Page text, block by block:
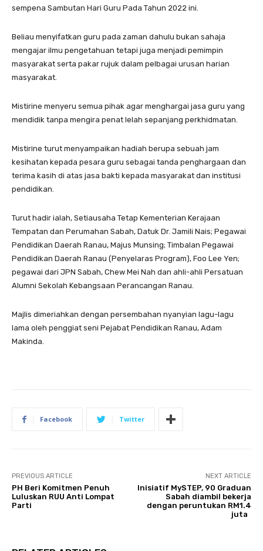
sempena Sambutan Hari Guru Pada Tahun 2022 ini.
Beliau menyifatkan guru pada zaman dahulu bukan sahaja
mengajar ilmu pengetahuan tetapi juga menjadi pemimpin
masyarakat serta pakar rujuk dalam pelbagai urusan harian
masyarakat.
Mistirine menyeru semua pihak agar menghargai jasa guru yang
mendidik tanpa mengira penat lelah sepanjang perkhidmatan.
Mistirine turut menyampaikan hadiah berupa sebuah jam
kesihatan kepada pesara guru sebagai tanda penghargaan dan
terima kasih di atas jasa bakti kepada masyarakat dan institusi
pendidikan.
Turut hadir ialah, Setiausaha Tetap Kementerian Kerajaan
Tempatan dan Perumahan Sabah, Datuk Dr. Jamili Nais; Pegawai
Pendidikan Daerah Ranau, Majus Munsing; Timbalan Pegawai
Pendidikan Daerah Ranau (Penyelaras Program), Foo Lee Yen;
pegawai dari JPN Sabah, Chew Mei Nah dan ahli-ahli Persatuan
Alumni Sekolah Kebangsaan Perancangan Ranau.
Majlis dimeriahkan dengan persembahan nyanyian lagu-lagu
lama oleh penggiat seni Pejabat Pendidikan Ranau, Adam
Makinda.
Facebook Twitter
PREVIOUS ARTICLE
PH Beri Komitmen Penuh
Luluskan RUU Anti Lompat
Parti
NEXT ARTICLE
Inisiatif MySTEP, 90 Graduan
Sabah diambil bekerja
dengan peruntukan RM1.4
juta